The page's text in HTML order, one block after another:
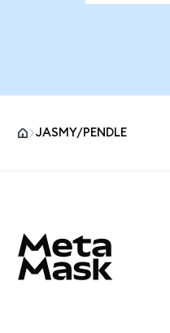
JASMY/PENDLE